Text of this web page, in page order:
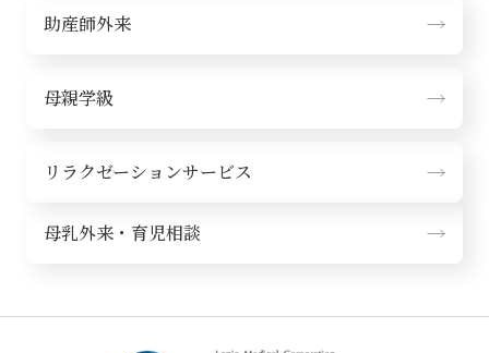
助産師外来
母親学級
リラクゼーションサービス
母乳外来・育児相談